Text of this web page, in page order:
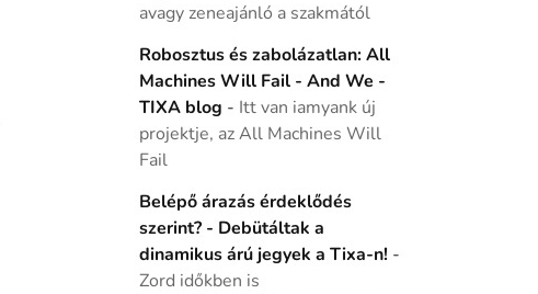
avagy zeneajánló a szakmától
Robosztus és zabolázatlan: All
Machines Will Fail - And We -
TIXA blog - Itt van iamyank új
projektje, az All Machines Will
Fail
Belépő árazás érdeklődés
szerint? - Debütáltak a
dinamikus árú jegyek a Tixa-n! -
Zord időkben is